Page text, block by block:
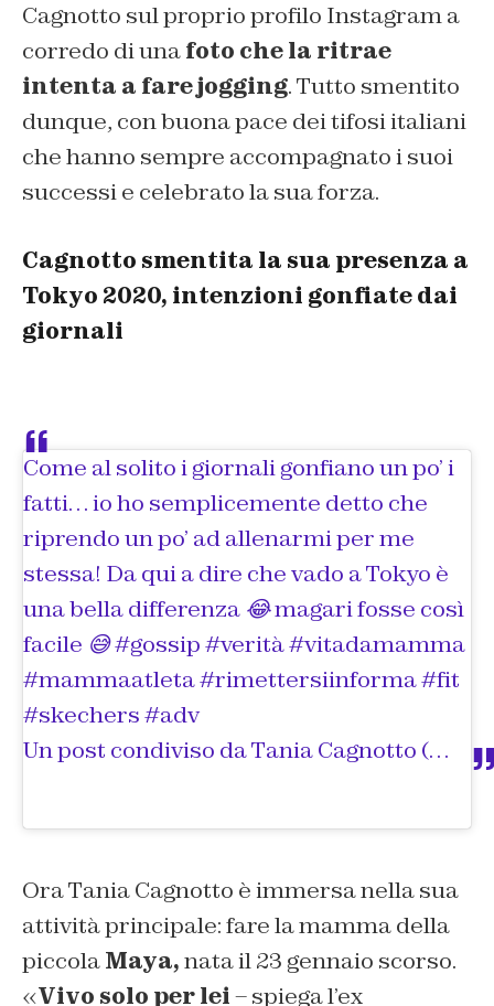
Cagnotto sul proprio profilo Instagram a
corredo di unafoto che la ritrae
intenta a fare jogging. Tutto smentito
dunque, con buona pace dei tifosi italiani
che hanno sempre accompagnato i suoi
successi e celebrato la sua forza.
Cagnotto smentita la sua presenza a
Tokyo 2020, intenzioni gonfiate dai
giornali
Come al solito i giornali gonfiano un po’ i
fatti… io ho semplicemente detto che
riprendo un po’ ad allenarmi per me
stessa! Da qui a dire che vado a Tokyo è
una bella differenza 😂 magari fosse così
facile 😅 #gossip #verità #vitadamamma
#mammaatleta #rimettersiinforma #fit
#skechers #adv
Un post condiviso daTania Cagnotto (@cagnottotania) in data:
Ora Tania Cagnotto è immersa nella sua
attività principale: fare la mamma della
piccolaMaya,nata il 23 gennaio scorso.
«Vivo solo per lei– spiega l’ex